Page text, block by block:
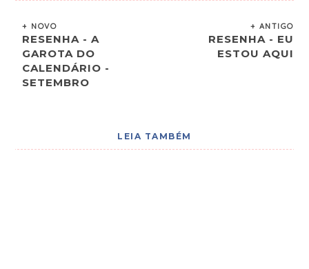
+ NOVO
RESENHA - A
GAROTA DO
CALENDÁRIO -
SETEMBRO
+ ANTIGO
RESENHA - EU
ESTOU AQUI
LEIA TAMBÉM